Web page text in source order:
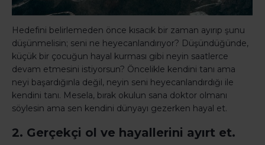
Hedefini belirlemeden önce kısacık bir zaman ayırıp şunu
düşünmelisin; seni ne heyecanlandırıyor? Düşündüğünde,
küçük bir çocuğun hayal kurması gibi neyin saatlerce
devam etmesini istiyorsun? Öncelikle kendini tanı ama
neyi başardığınla değil, neyin seni heyecanlandırdığı ile
kendini tanı. Mesela, bırak okulun sana doktor olmanı
söylesin ama sen kendini dünyayı gezerken hayal et.
2. Gerçekçi ol ve hayallerini ayırt et.